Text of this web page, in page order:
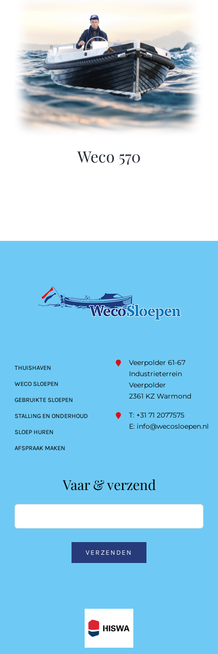
Afspraak maken
Weco 570
THUISHAVEN
WECO SLOEPEN
GEBRUIKTE SLOEPEN
STALLING EN ONDERHOUD
SLOEP HUREN
AFSPRAAK MAKEN
Veerpolder 61-67
Industrieterrein
Veerpolder
2361 KZ Warmond
T: +31 71 2077575
E: info@wecosloepen.nl
Vaar & verzend
VERZENDEN